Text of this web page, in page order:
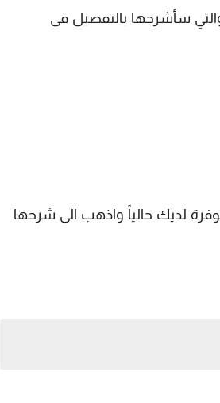
سأشرحها بالتفصيل فى
لديك حالياً واذهب الى شرحها